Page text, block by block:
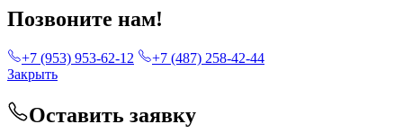
Позвоните нам!
+7 (953) 953-62-12
+7 (487) 258-42-44
Закрыть
Оставить заявку